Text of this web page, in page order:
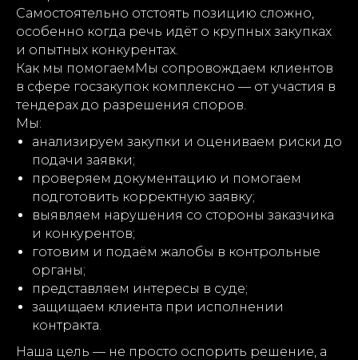
Самостоятельно отстоять позицию сложно,
особенно когда речь идёт о крупных закупках
и опытных конкурентах.
Как мы помогаемМы сопровождаем клиентов
в сфере госзакупок комплексно — от участия в
тендерах до разрешения споров.
Мы:
анализируем закупки и оцениваем риски до
подачи заявки;
проверяем документацию и помогаем
подготовить корректную заявку;
выявляем нарушения со стороны заказчика
и конкурентов;
готовим и подаём жалобы в контрольные
органы;
представляем интересы в суде;
защищаем клиента при исполнении
контракта.
Наша цель — не просто оспорить решение, а